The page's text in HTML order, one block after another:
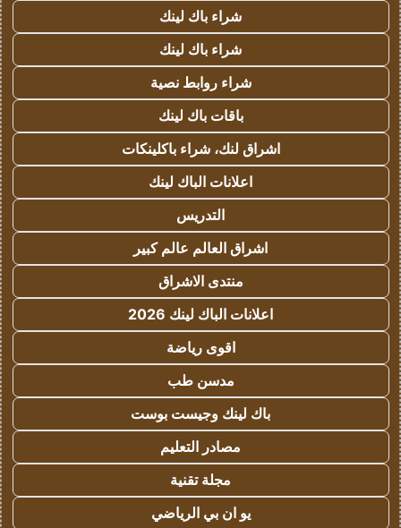
شراء باك لينك
شراء باك لينك
شراء روابط نصية
باقات باك لينك
اشراق لنك، شراء باكلينكات
اعلانات الباك لينك
التدريس
اشراق العالم عالم كبير
منتدى الاشراق
اعلانات الباك لينك 2026
اقوى رياضة
مدسن طب
باك لينك وجيست بوست
مصادر التعليم
مجلة تقنية
يو ان بي الرياضي